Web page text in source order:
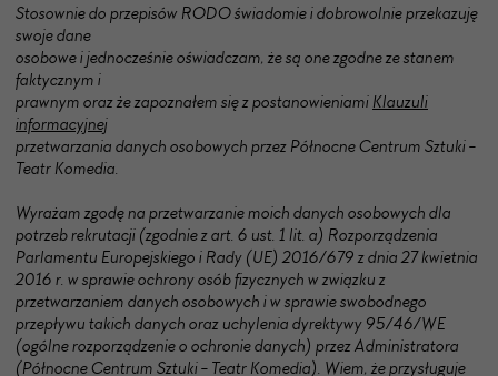
Stosownie do przepisów RODO świadomie i dobrowolnie przekazuję
swoje dane
osobowe i jednocześnie oświadczam, że są one zgodne ze stanem
faktycznym i
prawnym oraz że zapoznałem się z postanowieniami Klauzuli
informacyjnej
przetwarzania danych osobowych przez Północne Centrum Sztuki -
Teatr Komedia.
Wyrażam zgodę na przetwarzanie moich danych osobowych dla
potrzeb rekrutacji (zgodnie z art. 6 ust. 1 lit. a) Rozporządzenia
Parlamentu Europejskiego i Rady (UE) 2016/679 z dnia 27 kwietnia
2016 r. w sprawie ochrony osób fizycznych w związku z
przetwarzaniem danych osobowych i w sprawie swobodnego
przepływu takich danych oraz uchylenia dyrektywy 95/46/WE
(ogólne rozporządzenie o ochroniedanych) przez Administratora
(Północne Centrum Sztuki - Teatr Komedia). Wiem, żeprzysługuje